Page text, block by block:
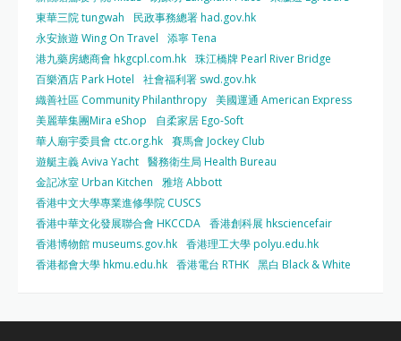
東華三院 tungwah
民政事務總署 had.gov.hk
永安旅遊 Wing On Travel
添寧 Tena
港九藥房總商會 hkgcpl.com.hk 珠江橋牌 Pearl River Bridge
百樂酒店 Park Hotel
社會福利署 swd.gov.hk
織善社區 Community Philanthropy 美國運通 American Express
美麗華集團Mira eShop
自柔家居 Ego-Soft
華人廟宇委員會 ctc.org.hk 賽馬會 Jockey Club
遊艇主義 Aviva Yacht 醫務衛生局 Health Bureau
金記冰室 Urban Kitchen
雅培 Abbott
香港中文大學專業進修學院 CUSCS
香港中華文化發展聯合會 HKCCDA 香港創科展 hksciencefair
香港博物館 museums.gov.hk 香港理工大學 polyu.edu.hk
香港都會大學 hkmu.edu.hk 香港電台 RTHK 黑白 Black & White